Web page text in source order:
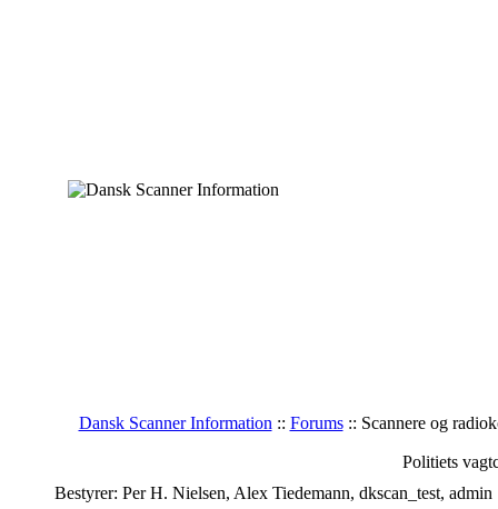
Dansk Scanner Information :: Forums:: Scannere og
Politiets
Bestyrer: Per H. Nielsen, Alex Tiedemann, dkscan_test, admin